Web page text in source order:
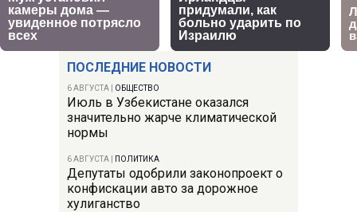
ПОСЛЕДНИЕ НОВОСТИ
6 АВГУСТА ОБЩЕСТВО
Июль в Узбекистане оказался
значительно жарче климатической
нормы
6 АВГУСТА ПОЛИТИКА
Депутаты одобрили законопроект о
конфискации авто за дорожное
хулиганство